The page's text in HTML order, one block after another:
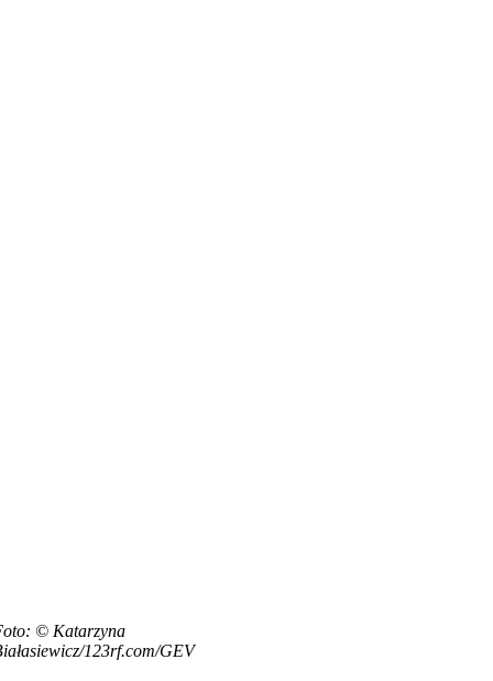
© Katar­zy­na
123rf.com/GEV